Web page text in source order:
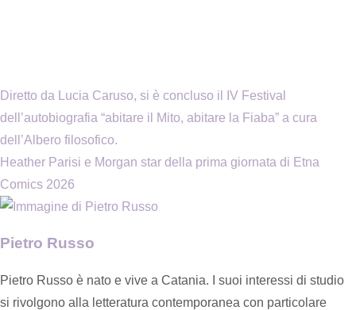
Diretto da Lucia Caruso, si è concluso il IV Festival
dell’autobiografia “abitare il Mito, abitare la Fiaba” a cura
dell’Albero filosofico.
Heather Parisi e Morgan star della prima giornata di Etna
Comics 2026
Pietro Russo
Pietro Russo è nato e vive a Catania. I suoi interessi di studio
si rivolgono alla letteratura contemporanea con particolare